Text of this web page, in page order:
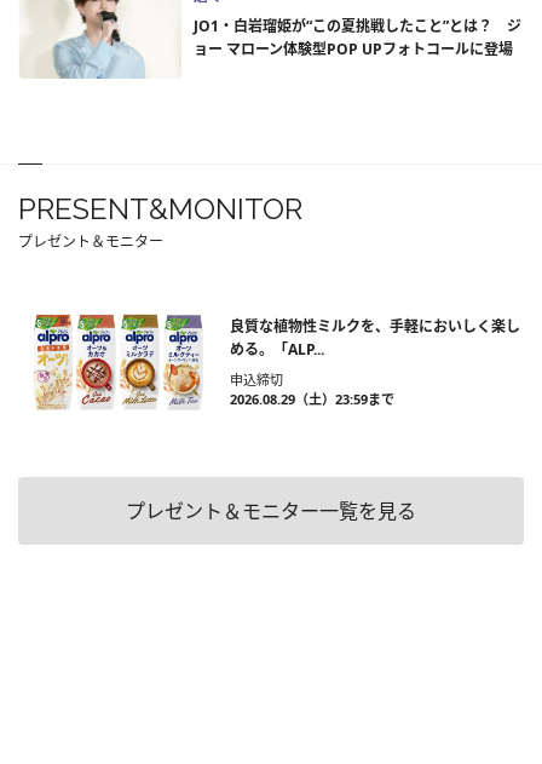
JO1・白岩瑠姫が“この夏挑戦したこと”とは？ ジ
ョー マローン体験型POP UPフォトコールに登場
PRESENT&MONITOR
プレゼント＆モニター
良質な植物性ミルクを、手軽においしく楽し
める。「ALP...
申込締切
2026.08.29（土）23:59まで
プレゼント＆モニター一覧を見る